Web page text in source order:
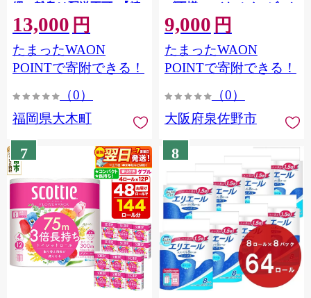
縄・離島は配送不可 |【精
米 単一米 単一原料米 7年
産 国産 お米 ブランド米
5kg × 2 ゆめつくし】
CY009_01
13,000 円
たまったWAON
POINTで寄附できる！
（0）
福岡県大木町
ズ不揃い バナメイエビ バ
ラ凍結】 G4142
9,000 円
たまったWAON
POINTで寄附できる！
（0）
大阪府泉佐野市
7 8